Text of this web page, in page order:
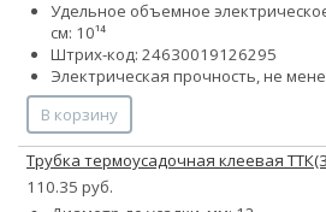
Удельное объемное
см: 10¹⁴
Штрих-код: 24630019126295
Электрическая прочность, не
В корзину
Трубка термоусадочная клеевая
110.35 руб.